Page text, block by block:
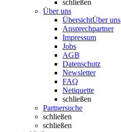
schließen
Über uns
ÜbersichtÜber uns
Ansprechpartner
Impressum
Jobs
AGB
Datenschutz
Newsletter
FAQ
Netiquette
schließen
Partnersuche
schließen
schließen